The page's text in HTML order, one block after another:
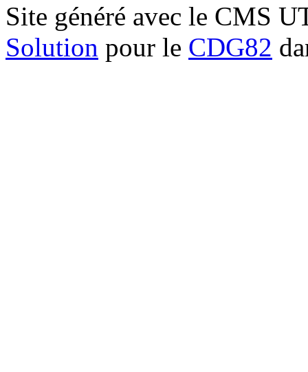
Site généré avec le CMS
Solution pour le CDG82